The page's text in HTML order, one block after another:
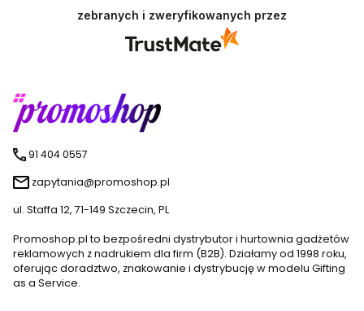
zebranych i zweryfikowanych przez
91 404 0557
zapytania@promoshop.pl
ul. Staffa 12, 71-149 Szczecin, PL
Promoshop.pl to bezpośredni dystrybutor i hurtownia gadżetów
reklamowych z nadrukiem dla firm (B2B). Działamy od 1998 roku,
oferując doradztwo, znakowanie i dystrybucję w modelu Gifting
as a Service.